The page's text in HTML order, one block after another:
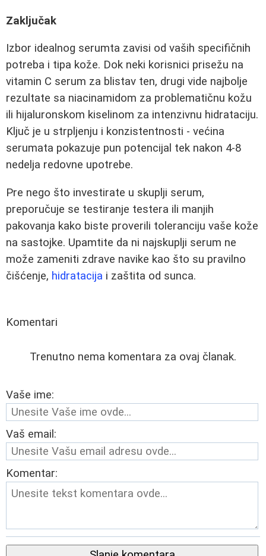
Zaključak
Izbor idealnog serumta zavisi od vaših specifičnih
potreba i tipa kože. Dok neki korisnici prisežu na
vitamin C serum za blistav ten, drugi vide najbolje
rezultate sa niacinamidom za problematičnu kožu
ili hijaluronskom kiselinom za intenzivnu hidrataciju.
Ključ je u strpljenju i konzistentnosti - većina
serumata pokazuje pun potencijal tek nakon 4-8
nedelja redovne upotrebe.
Pre nego što investirate u skuplji serum,
preporučuje se testiranje testera ili manjih
pakovanja kako biste proverili toleranciju vaše kože
na sastojke. Upamtite da ni najskuplji serum ne
može zameniti zdrave navike kao što su pravilno
čišćenje, hidratacija i zaštita od sunca.
Komentari
Trenutno nema komentara za ovaj članak.
Vaše ime:
Vaš email:
Komentar: